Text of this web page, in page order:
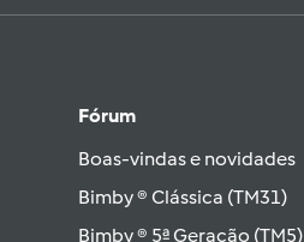
Fórum
Boas-vindas e novidades
Bimby ® Clássica (TM31)
Bimby ® 5ª Geração (TM5)